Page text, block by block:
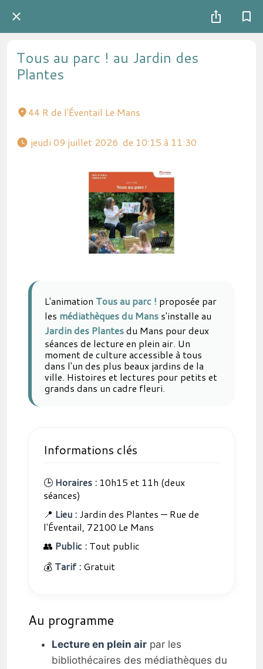
Tous au parc ! au Jardin des
Plantes
44 R de l'Éventail Le Mans
jeudi 09 juillet 2026  de 10:15 à 11:30
L'animation Tous au parc ! proposée par
les médiathèques du Mans s'installe au
Jardin des Plantesdu Mans pour deux
séances de lecture en plein air. Un
moment de culture accessible à tous
dans l'un des plus beaux jardins de la
ville. Histoires et lectures pour petits et
grands dans un cadre fleuri.
Informations clés
🕒 Horaires : 10h15 et 11h (deux
séances)
📍 Lieu : Jardin des Plantes — Rue de
l'Éventail, 72100 Le Mans
👥 Public : Tout public
💰 Tarif : Gratuit
Au programme
Lecture en plein air par les
bibliothécaires des médiathèques du